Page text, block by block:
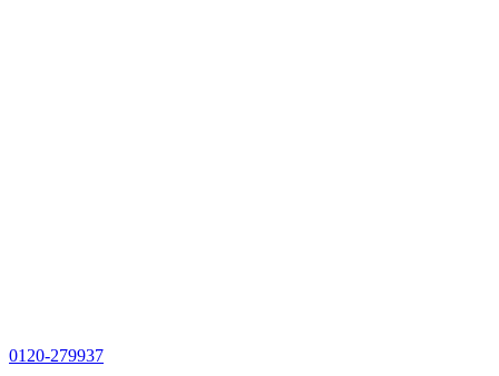
0120-279937